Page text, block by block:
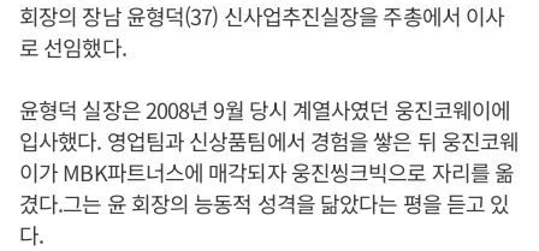
회장의 장남 윤형덕(37) 신사업추진실장을 주총에서 이사
로 선임했다.
윤형덕 실장은 2008년 9월 당시 계열사였던 웅진코웨이에
입사했다. 영업팀과 신상품팀에서 경험을 쌓은 뒤 웅진코웨
이가 MBK파트너스에 매각되자 웅진씽크빅으로 자리를 옮
겼다.그는 윤 회장의 능동적 성격을 닮았다는 평을 듣고 있
다.